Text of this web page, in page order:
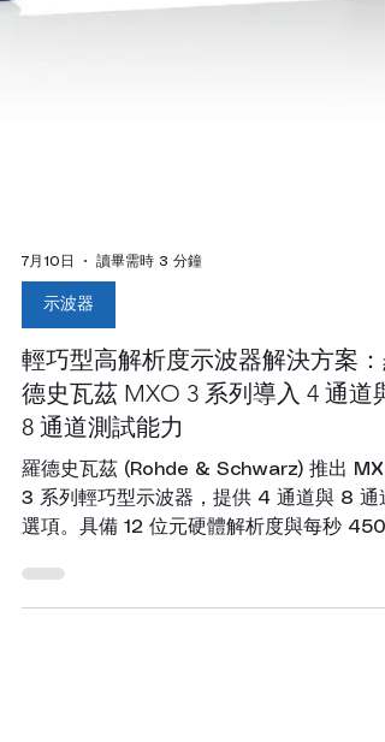
示波器
輕巧型高解析度示波器解決方案：
德史瓦茲 MXO 3 系列導入 4 通道與
8 通道測試能力
3 系列輕巧型示波器，提供 4 通道與 8 通
選項。具備 12 位元硬體解析度與每秒 450